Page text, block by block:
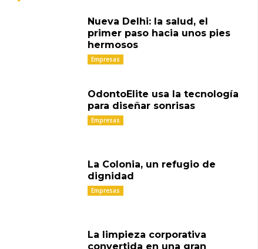
Nueva Delhi: la salud, el
primer paso hacia unos pies
hermosos
Empresas
OdontoElite usa la tecnología
para diseñar sonrisas
Empresas
La Colonia, un refugio de
dignidad
Empresas
La limpieza corporativa
convertida en una gran